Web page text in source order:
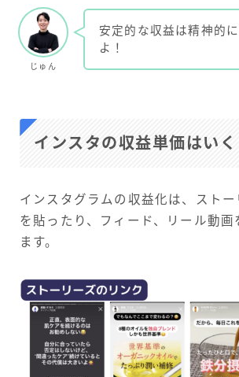
じゅん
安定的な収益は精神的
よ！
インスタの収益単価はいく
インスタグラムの収益化は、ストー
を貼ったり、フィード、リール動画
ます。